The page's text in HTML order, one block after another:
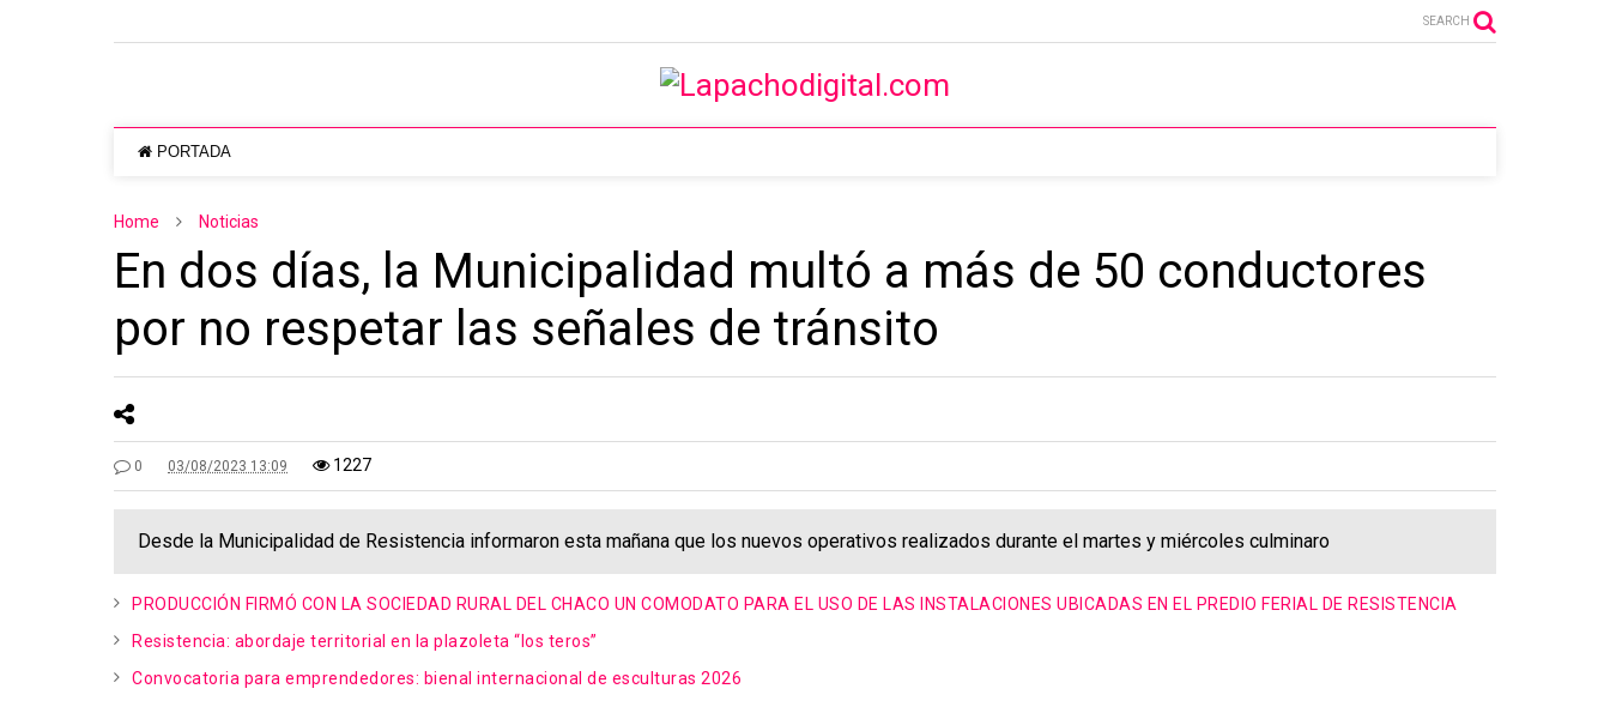
SEARCH
PORTADA
Home Noticias
En dos días, la Municipalidad multó a más de 50 conductores
por no respetar las señales de tránsito
0 03/08/2023 13:09 1227
Desde la Municipalidad de Resistencia informaron esta mañana que los nuevos operativos realizados durante el martes y miércoles culminaro
PRODUCCIÓN FIRMÓ CON LA SOCIEDAD RURAL DEL CHACO UN COMODATO PARA EL USO DE LAS INSTALACIONES UBICADAS EN EL PREDIO FERIAL DE RESISTENCIA
Resistencia: abordaje territorial en la plazoleta “los teros”
Convocatoria para emprendedores: bienal internacional de esculturas 2026